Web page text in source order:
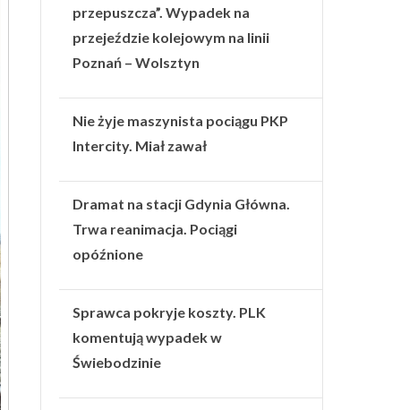
przepuszcza”. Wypadek na
przejeździe kolejowym na linii
Poznań – Wolsztyn
Nie żyje maszynista pociągu PKP
Intercity. Miał zawał
Dramat na stacji Gdynia Główna.
Trwa reanimacja. Pociągi
opóźnione
Sprawca pokryje koszty. PLK
komentują wypadek w
Świebodzinie